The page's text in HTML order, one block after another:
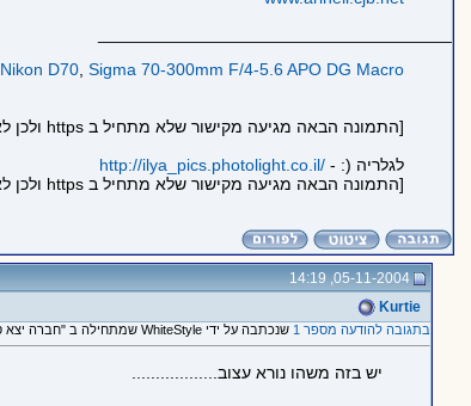
Nikon D70 ,Sigma 70-300mm F/4-5.6 APO DG Macro
[התמונה הבאה מגיעה מקישור שלא מתחיל ב https ולכן לא הוטמעה בדף כדי לשמור על https תקין:
לגלריה (: - /
http://ilya_pics.photolight.co.il
[התמונה הבאה מגיעה מקישור שלא מתחיל ב https ולכן לא הוטמעה בדף כדי לשמור על https תקין:
05-11-2004, 14:19
Kurtie
בתגובה להודעה מספר 1
שנכתבה על ידי WhiteStyle שמתחילה ב "חברה יצא סרט סקייט שלנו!!!! AriHell"
יש בזה משהו נורא עצוב..................